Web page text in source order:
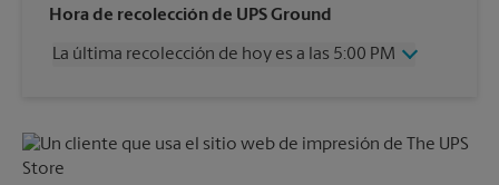
Miércoles
5:00 PM
Viernes
5:00 PM
Hora de recolección de UPS Ground
La última recolección de hoy es a las 5:00 PM
Viernes
5:00 PM
Sábado